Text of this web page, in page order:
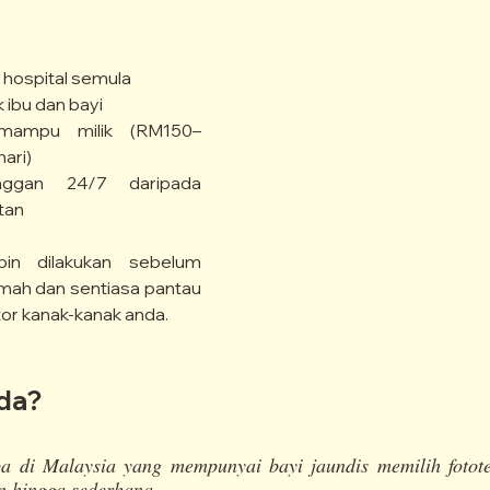
semula
ibu dan bayi
milik (RM150–
24/7 daripada
dilakukan sebelum
dan sentiasa pantau
kanak-kanak anda.
di Malaysia yang mempunyai bayi jaundis memilih